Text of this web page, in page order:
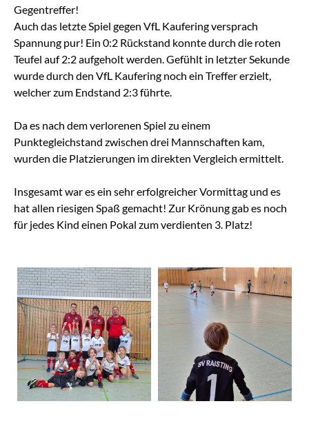
Gegentreffer!
Auch das letzte Spiel gegen VfL Kaufering versprach
Spannung pur! Ein 0:2 Rückstand konnte durch die roten
Teufel auf 2:2 aufgeholt werden. Gefühlt in letzter Sekunde
wurde durch den VfL Kaufering noch ein Treffer erzielt,
welcher zum Endstand 2:3 führte.
Da es nach dem verlorenen Spiel zu einem
Punktegleichstand zwischen drei Mannschaften kam,
wurden die Platzierungen im direkten Vergleich ermittelt.
Insgesamt war es ein sehr erfolgreicher Vormittag und es
hat allen riesigen Spaß gemacht! Zur Krönung gab es noch
für jedes Kind einen Pokal zum verdienten 3. Platz!